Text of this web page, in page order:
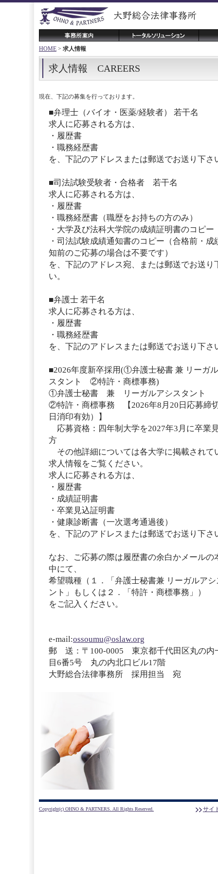
HOME > 求人情報
求人情報 CAREERS
現在、下記の募集を行っております。
■弁理士（バイオ・医薬/経験者） 若干名
求人に応募される方は、
・履歴書
・職務経歴書
を、下記のアドレスまたは郵送でお送り下さ
■司法試験受験者・合格者 若干名
求人に応募される方は、
・履歴書
・職務経歴書（職歴をお持ちの方のみ）
・大学及び法科大学院の成績証明書のコピー
・司法試験成績通知書のコピー（合格前・成
知前のご応募の場合は不要です）
を、下記のアドレス宛、または郵送でお送り
い。
■弁護士 若干名
求人に応募される方は、
・履歴書
・職務経歴書
を、下記のアドレスまたは郵送でお送り下さ
■2026年度新卒採用(①弁護士秘書 兼 リーガ
スタント ②特許・商標事務)
①弁護士秘書 兼 リーガルアシスタント
②特許・商標事務 【2026年8月20日応募締
日消印有効）】
応募資格：四年制大学を2027年3月に卒業
方
その他詳細については各大学に掲載されて
求人情報をご覧ください。
求人に応募される方は、
・履歴書
・成績証明書
・卒業見込証明書
・健康診断書（一次選考通過後）
を、下記のアドレスまたは郵送でお送り下さ
なお、ご応募の際は履歴書の余白かメールの
中にて、
希望職種（１．「弁護士秘書兼 リーガルアシ
ント」もしくは２．「特許・商標事務」）
をご記入ください。
e-mail:ossoumu@oslaw.org
郵 送：〒100-0005 東京都千代田区丸の内
目6番5号 丸の内北口ビル17階
大野総合法律事務所 採用担当 宛
Copyright(c) OHNO & PARTNERS. All Rights Reserved. サイ